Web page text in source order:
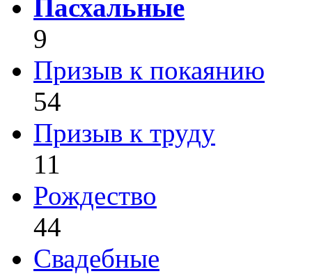
Пасхальные
9
Призыв к покаянию
54
Призыв к труду
11
Рождество
44
Свадебные